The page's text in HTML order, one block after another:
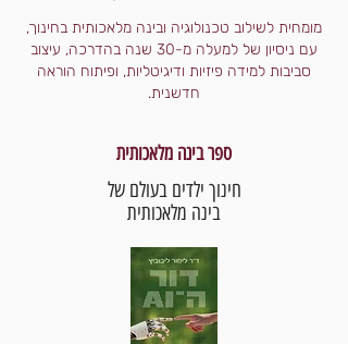
מומחית לשילוב טכנולוגיה ובינה מלאכותית בחינוך,
עם ניסיון של למעלה מ-30 שנה בהדרכה, עיצוב
סביבות למידה פיזיות ודיגיטליות, ופיתוח הוראה
חדשנית.
ספר בינה מלאכותית
חינוך ילדים בעולם של
בינה מלאכותית